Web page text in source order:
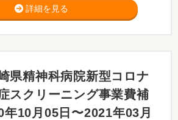
詳細を見る
県精神科病院新型コロナ
スクリーニング事業費補
10月05日〜2021年03月